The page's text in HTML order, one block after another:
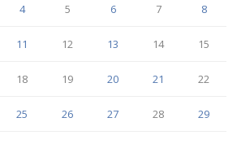
4 5 6 7 8
11 12 13 14 15
18 19 20 21 22
25 26 27 28 29